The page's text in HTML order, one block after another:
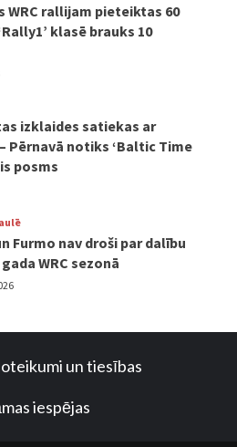
WRC rallijam pieteiktas 60
klasē brauks 10
izklaides satiekas ar
Pērnavā notiks ‘Baltic Time
posms
Furmo nav droši par dalību
WRC sezonā
un tiesības
iespējas